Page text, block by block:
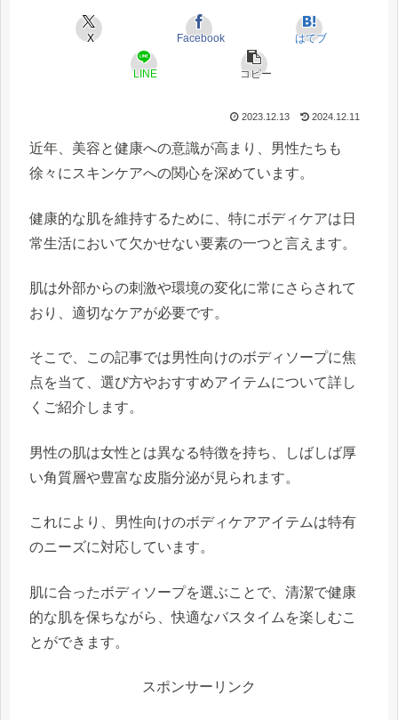
X Facebook はてブ
LINE コピー
2023.12.13 2024.12.11
近年、美容と健康への意識が高まり、男性たちも
徐々にスキンケアへの関心を深めています。
健康的な肌を維持するために、特にボディケアは日
常生活において欠かせない要素の一つと言えます。
肌は外部からの刺激や環境の変化に常にさらされて
おり、適切なケアが必要です。
そこで、この記事では男性向けのボディソープに焦
点を当て、選び方やおすすめアイテムについて詳し
くご紹介します。
男性の肌は女性とは異なる特徴を持ち、しばしば厚
い角質層や豊富な皮脂分泌が見られます。
これにより、男性向けのボディケアアイテムは特有
のニーズに対応しています。
肌に合ったボディソープを選ぶことで、清潔で健康
的な肌を保ちながら、快適なバスタイムを楽しむこ
とができます。
スポンサーリンク